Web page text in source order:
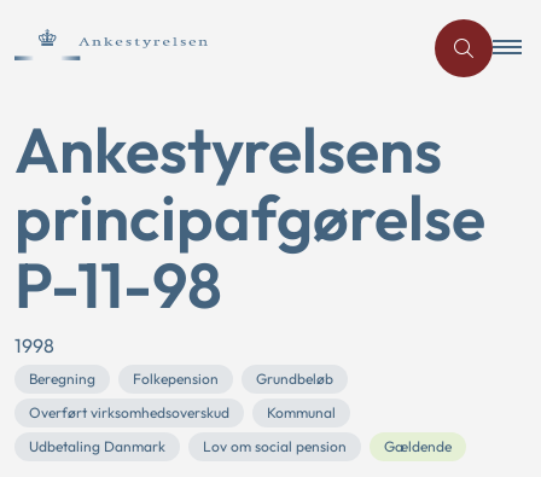
Ankestyrelsens
principafgørelse
P-11-98
1998
Beregning Folkepension
Grundbeløb
Overført virksomhedsoverskud
Kommunal
Udbetaling Danmark
Lov om social pension Gældende